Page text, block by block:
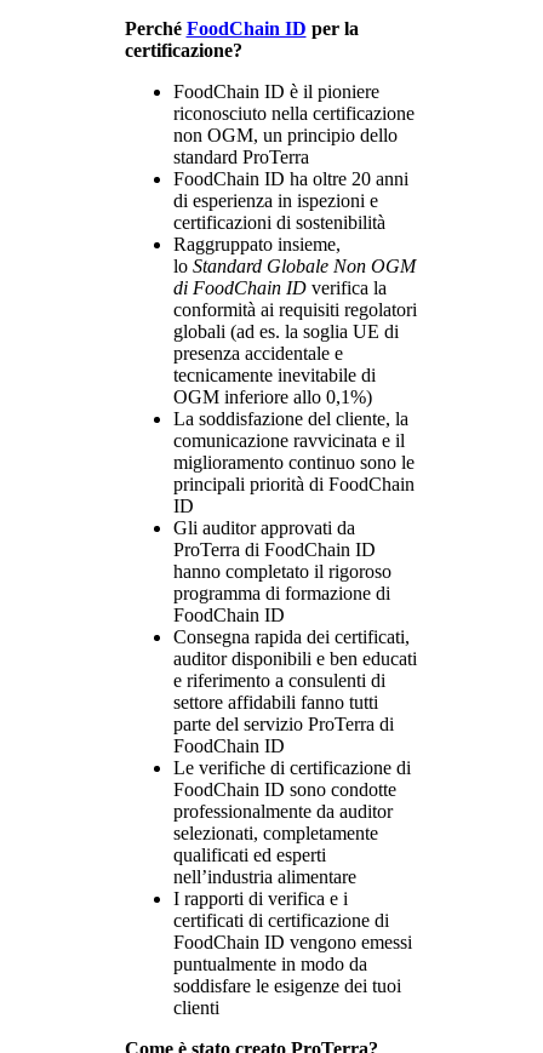
Perché FoodChain ID per la
certificazione?
FoodChain ID è il pioniere
riconosciuto nella certificazione
non OGM, un principio dello
standard ProTerra
FoodChain ID ha oltre 20 anni
di esperienza in ispezioni e
certificazioni di sostenibilità
Raggruppato insieme,
lo Standard Globale Non OGM
di FoodChain IDverifica la
conformità ai requisiti regolatori
globali (ad es. la soglia UE di
presenza accidentale e
tecnicamente inevitabile di
OGM inferiore allo 0,1%)
La soddisfazione del cliente, la
comunicazione ravvicinata e il
miglioramento continuo sono le
principali priorità di FoodChain
ID
Gli auditor approvati da
ProTerra di FoodChain ID
hanno completato il rigoroso
programma di formazione di
FoodChain ID
Consegna rapida dei certificati,
auditor disponibili e ben educati
e riferimento a consulenti di
settore affidabili fanno tutti
parte del servizio ProTerra di
FoodChain ID
Le verifiche di certificazione di
FoodChain ID sono condotte
professionalmente da auditor
selezionati, completamente
qualificati ed esperti
nell’industria alimentare
I rapporti di verifica e i
certificati di certificazione di
FoodChain ID vengono emessi
puntualmente in modo da
soddisfare le esigenze dei tuoi
clienti
Come è stato creato ProTerra?